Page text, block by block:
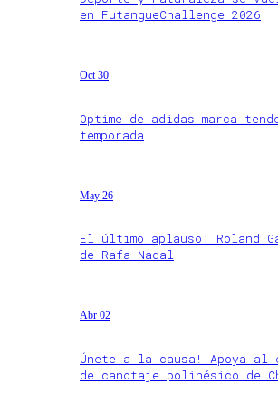
en FutangueChallenge 2026
Oct 30
Optime de adidas marca
temporada
May 26
El último aplauso: Roland
de Rafa Nadal
Abr 02
Únete a la causa! Apoya al
de canotaje polinésico de